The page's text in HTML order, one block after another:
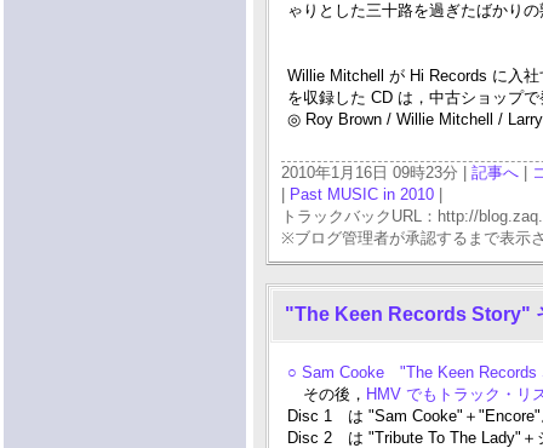
ゃりとした三十路を過ぎたばかり
Willie Mitchell が Hi Records に入
を収録した CD は，中古ショップ
◎ Roy Brown / Willie Mitchell /
2010年1月16日 09時23分 | 記事へ
Past MUSIC in 2010
トラックバックURL：http://
※ブログ管理者が承認するまで表示
"The Keen Records Story"
○ Sam Cooke "The Keen
その後， HMV でもトラック・リ
Disc 1 は "Sam Cooke"＋"Encore"
Disc 2 は "Tribute To The Lady"＋